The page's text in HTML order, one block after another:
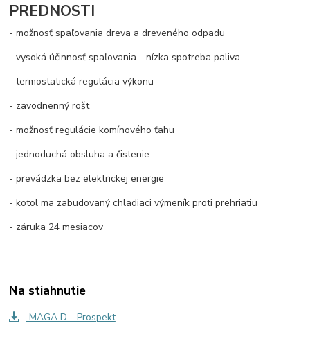
PREDNOSTI
- možnosť spaľovania dreva a dreveného odpadu
- vysoká účinnosť spaľovania - nízka spotreba paliva
- termostatická regulácia výkonu
- zavodnenný rošt
- možnosť regulácie komínového ťahu
- jednoduchá obsluha a čistenie
- prevádzka bez elektrickej energie
- kotol ma zabudovaný chladiaci výmeník proti prehriatiu
- záruka 24 mesiacov
Na stiahnutie
MAGA D - Prospekt